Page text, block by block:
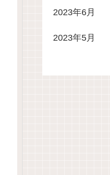
2023年6月
2023年5月